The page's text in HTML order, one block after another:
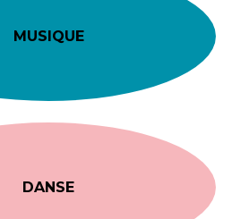
MUSIQUE
DANSE